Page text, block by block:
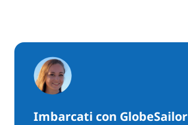
Imbarcati con GlobeSailor